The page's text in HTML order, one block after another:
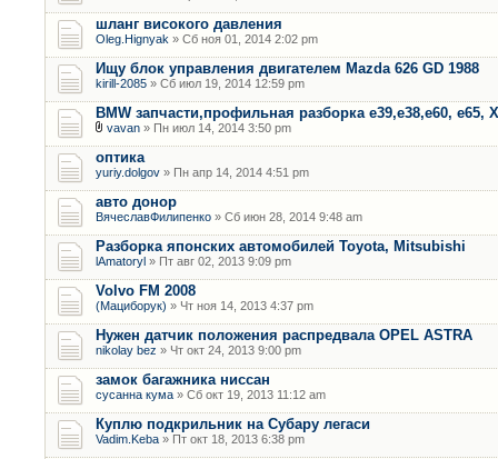
шланг високого давления
Oleg.Hignyak » Сб ноя 01, 2014 2:02 pm
Ищу блок управления двигателем Mazda 626 GD 1988
kirill-2085 » Сб июл 19, 2014 12:59 pm
BMW запчасти,профильная разборка е39,е38,е60, е65,
vavan » Пн июл 14, 2014 3:50 pm
оптика
yuriy.dolgov » Пн апр 14, 2014 4:51 pm
авто донор
ВячеславФилипенко » Сб июн 28, 2014 9:48 am
Разборка японских автомобилей Toyota, Mitsubishi
lAmatoryl » Пт авг 02, 2013 9:09 pm
Volvo FM 2008
(Мациборук) » Чт ноя 14, 2013 4:37 pm
Нужен датчик положения распредвала OPEL ASTRA
nikolay bez » Чт окт 24, 2013 9:00 pm
замок багажника ниссан
сусанна кума » Сб окт 19, 2013 11:12 am
Куплю подкрильник на Субару легаси
Vadim.Keba » Пт окт 18, 2013 6:38 pm